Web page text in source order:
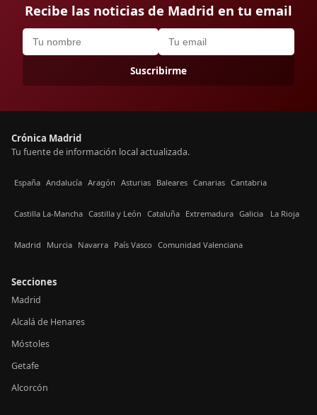
Recibe las noticias de Madrid en tu email
Suscribirme
Crónica Madrid
Tu fuente de información local actualizada.
España Andalucía Aragón Asturias Baleares Canarias Cantabria
Castilla La-Mancha Castilla y León Cataluña Extremadura Galicia La Rioja
Madrid Murcia Navarra País Vasco Comunidad Valenciana
Secciones
Madrid
Alcalá de Henares
Móstoles
Getafe
Alcorcón